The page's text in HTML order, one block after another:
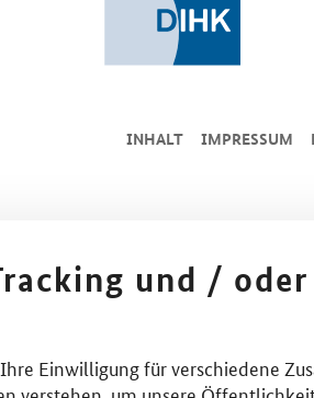
INHALT IMPRESSUM
und /
Einwilligung für verschiedene